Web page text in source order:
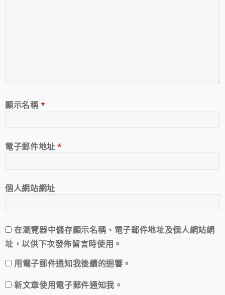
顯示名稱*
電子郵件地址*
個人網站網址
在瀏覽器中儲存顯示名稱、電子郵件地址及個人網站網
址，以供下次發佈留言時使用。
用電子郵件通知我後續的迴響。
新文章使用電子郵件通知我。